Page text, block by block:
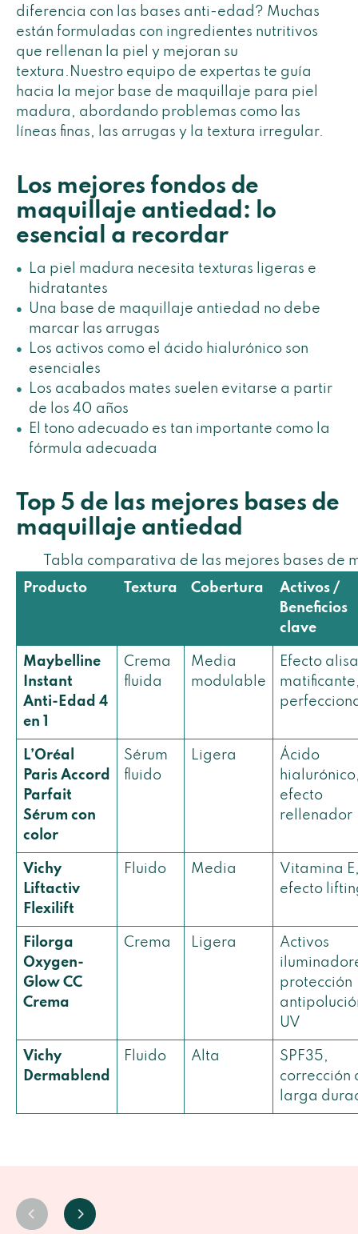
diferencia con las bases anti-edad? Muchas
están formuladas con ingredientes nutritivos
que rellenan la piel y mejoran su
textura.Nuestro equipo de expertas te guía
hacia la mejor base de maquillaje para piel
madura, abordando problemas como las
líneas finas, las arrugas y la textura irregular.
Los mejores fondos de
maquillaje antiedad: lo
esencial a recordar
La piel madura necesita texturas ligeras e
hidratantes
Una base de maquillaje antiedad no debe
marcar las arrugas
Los activos como el ácido hialurónico son
esenciales
Los acabados mates suelen evitarse a partir
de los 40 años
El tono adecuado es tan importante como la
fórmula adecuada
Top 5 de las mejores bases de
maquillaje antiedad
Tabla comparativa de las mejores bases de
Producto
Textura Cobertura
Activos /
Beneficios
clave
Maybelline
Instant
Anti-Edad 4
en 1
Crema
fluida
Media
modulable
Efecto
L’Oréal
Paris Accord
Parfait
Sérum con
color
Sérum
fluido
Ligera
Ácido
efecto
rellenador
Vichy
Liftactiv
Flexilift
Fluido Media
Vitamina
efecto
Filorga
Oxygen-
Glow CC
Crema
Crema Ligera
Activos
protección
UV
Vichy
Dermablend
Fluido Alta
SPF35,
corrección
larga